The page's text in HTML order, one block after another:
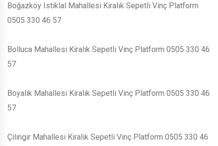
Boğazköy Istiklal Mahallesi Kiralık Sepetli Vinç Platform
0505 330 46 57
Bolluca Mahallesi Kiralık Sepetli Vinç Platform 0505 330 46
57
Boyalık Mahallesi Kiralık Sepetli Vinç Platform 0505 330 46
57
Çilingir Mahallesi Kiralık Sepetli Vinç Platform 0505 330 46